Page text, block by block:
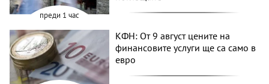
преди 1 час
КФН: От 9 август цените на
финансовите услуги ще са само в
евро